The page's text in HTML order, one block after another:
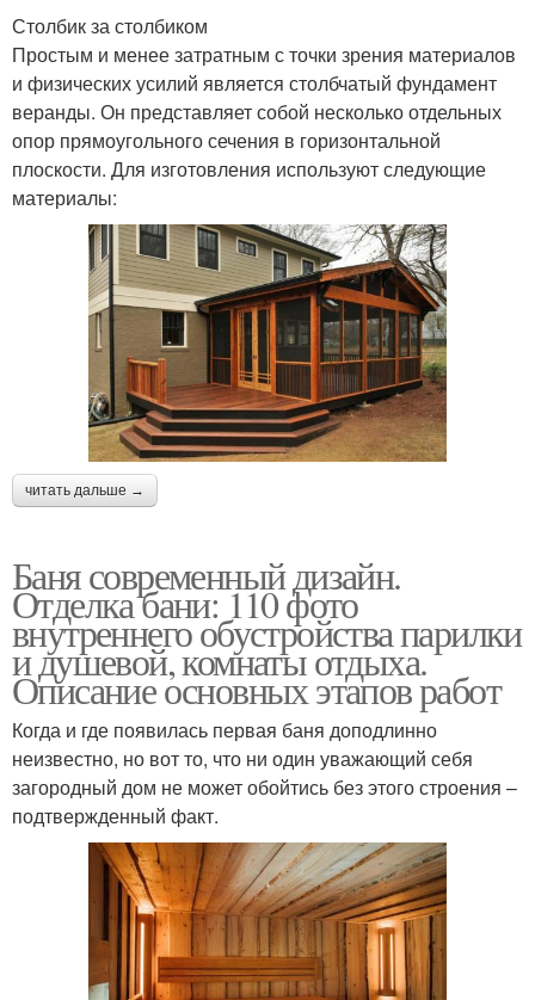
Столбик за столбиком
Простым и менее затратным с точки зрения материалов
и физических усилий является столбчатый фундамент
веранды. Он представляет собой несколько отдельных
опор прямоугольного сечения в горизонтальной
плоскости. Для изготовления используют следующие
материалы:
читать дальше →
Баня современный дизайн.
Отделка бани: 110 фото
внутреннего обустройства парилки
и душевой, комнаты отдыха.
Описание основных этапов работ
Когда и где появилась первая баня доподлинно
неизвестно, но вот то, что ни один уважающий себя
загородный дом не может обойтись без этого строения –
подтвержденный факт.